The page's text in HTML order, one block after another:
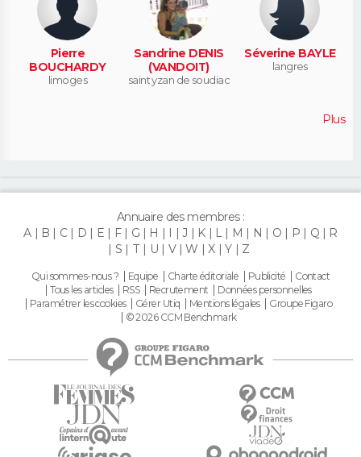
Pierre
BOUCHARDY
limoges
Sandrine DENIS
(VANDOIT)
saint yzan de soudiac
Séverine BAYLE
langres
Plus
Annuaire des membres :
A
B C D E F G H I J K L M N O P Q
R
S
T U V W X Y Z
Qui sommes-nous ? Equipe Charte éditoriale Publicité
Contact
Tous les articles
RSS Recrutement
Données personnelles
Paramétrer les cookies
Gérer Utiq Mentions légales
Groupe Figaro
© 2026 CCM Benchmark